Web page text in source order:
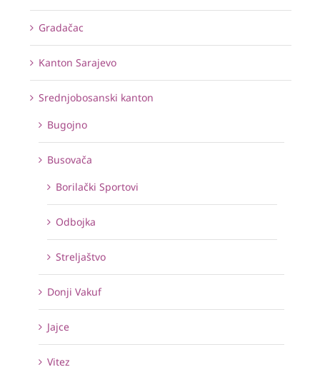
Gradačac
Kanton Sarajevo
Srednjobosanski kanton
Bugojno
Busovača
Borilački Sportovi
Odbojka
Streljaštvo
Donji Vakuf
Jajce
Vitez